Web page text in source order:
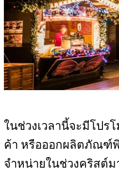
ในช่วงเวลานี้จะมีโปร
ค้า หรือออกผลิตภัณฑ์พิ
จำหน่ายในช่วงคริสต์